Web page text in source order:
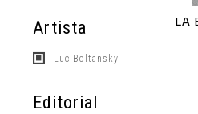
Artista
Luc Boltansky
Editorial